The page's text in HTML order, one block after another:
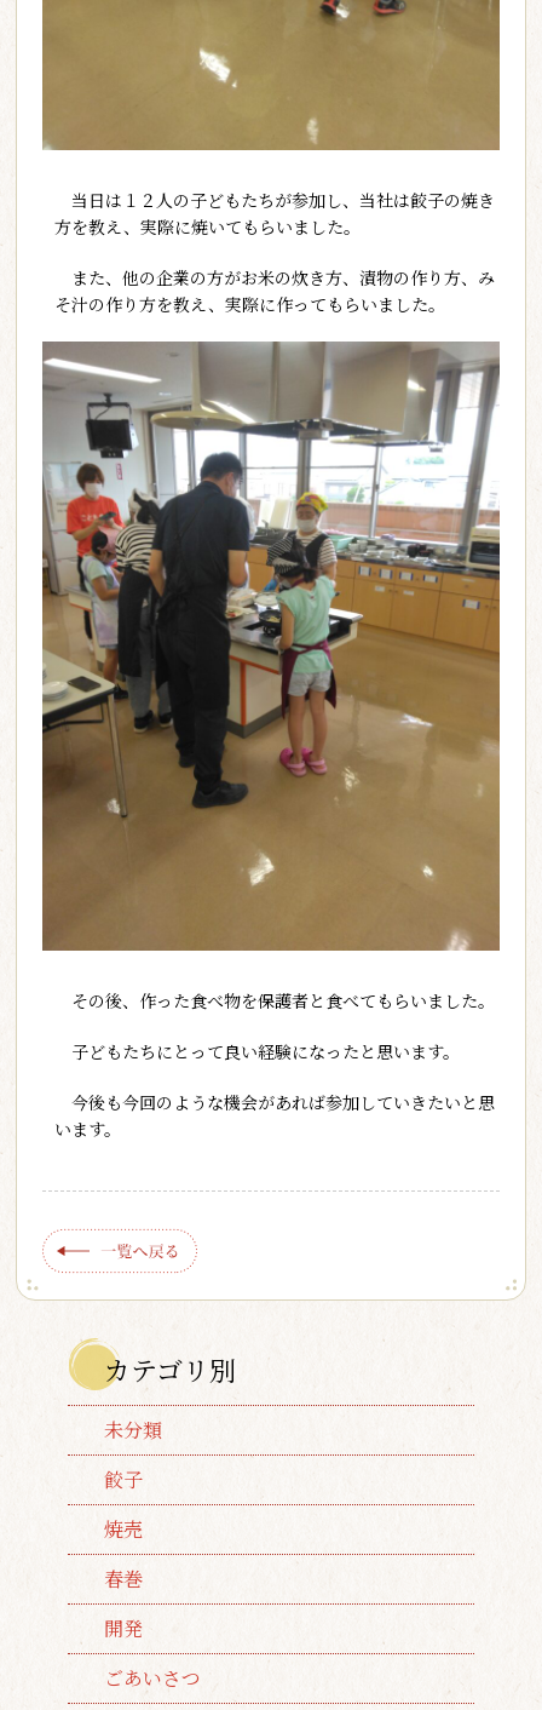
当日は１２人の子どもたちが参加し、当社は餃子の焼き
方を教え、実際に焼いてもらいました。
また、他の企業の方がお米の炊き方、漬物の作り方、み
そ汁の作り方を教え、実際に作ってもらいました。
その後、作った食べ物を保護者と食べてもらいました。
子どもたちにとって良い経験になったと思います。
今後も今回のような機会があれば参加していきたいと思
います。
カテゴリ別
未分類
餃子
焼売
春巻
開発
ごあいさつ